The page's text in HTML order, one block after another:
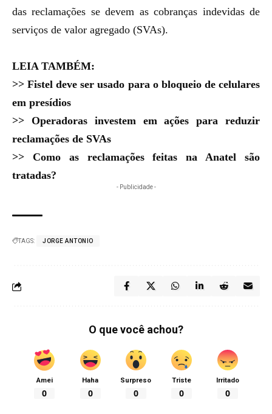
das reclamações se devem as cobranças indevidas de
serviços de valor agregado (SVAs).
LEIA TAMBÉM:
>>Fistel deve ser usado para o bloqueio de celulares
em presídios
>> Operadoras investem em ações para reduzir
reclamações de SVAs
>> Como as reclamações feitas na Anatel são
tratadas?
- Publicidade -
TAGS: JORGE ANTONIO
O que você achou?
Amei
0
Haha
0
Surpreso
0
Triste
0
Irritado
0